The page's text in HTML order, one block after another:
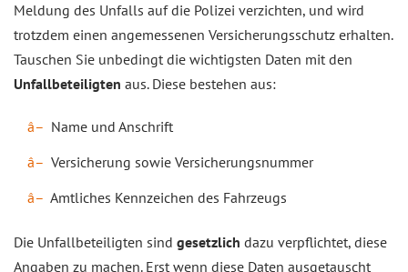
Meldung des Unfalls auf die Polizei verzichten, und wird
trotzdem einen angemessenen Versicherungsschutz erhalten.
Tauschen Sie unbedingt die wichtigsten Daten mit den
Unfallbeteiligten aus. Diese bestehen aus:
Name und Anschrift
Versicherung sowie Versicherungsnummer
Amtliches Kennzeichen des Fahrzeugs
Die Unfallbeteiligten sind gesetzlich dazu verpflichtet, diese
Angaben zu machen. Erst wenn diese Daten ausgetauscht